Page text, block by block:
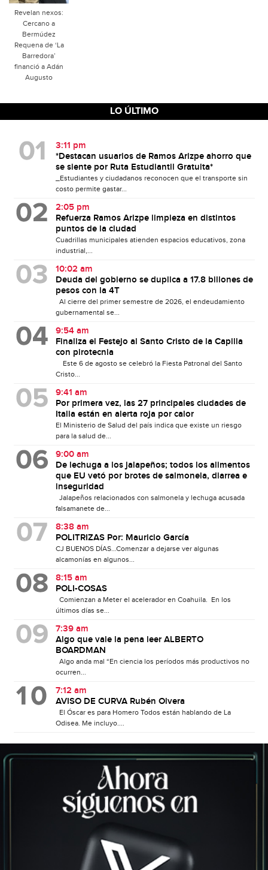
Revelan nexos:
Cercano a
Bermúdez
Requena de ‘La
Barredora’
financió a Adán
Augusto
LO ÚLTIMO
3:11 pm
*Destacan usuarios de Ramos Arizpe ahorro que
se siente por Ruta Estudiantil Gratuita*
_Estudiantes y ciudadanos reconocen que el transporte sin
costo permite gastar...
2:05 pm
Refuerza Ramos Arizpe limpieza en distintos
puntos de la ciudad
Cuadrillas municipales atienden espacios educativos, zona
industrial,...
10:02 am
Deuda del gobierno se duplica a 17.8 billones de
pesos con la 4T
Al cierre del primer semestre de 2026, el endeudamiento
gubernamental se...
9:54 am
Finaliza el Festejo al Santo Cristo de la Capilla
con pirotecnia
Este 6 de agosto se celebró la Fiesta Patronal del Santo
Cristo...
9:41 am
Por primera vez, las 27 principales ciudades de
Italia están en alerta roja por calor
El Ministerio de Salud del país indica que existe un riesgo
para la salud de...
9:00 am
De lechuga a los jalapeños; todos los alimentos
que EU vetó por brotes de salmonela, diarrea e
inseguridad
Jalapeños relacionados con salmonela y lechuga acusada
falsamanete de...
8:38 am
POLITRIZAS Por: Mauricio García
CJ BUENOS DÍAS…Comenzar a dejarse ver algunas
alcamonías en algunos...
8:15 am
POLI-COSAS
Comienzan a Meter el acelerador en Coahuila. En los
últimos días se...
7:39 am
Algo que vale la pena leer ALBERTO
BOARDMAN
Algo anda mal “En ciencia los períodos más productivos no
ocurren...
7:12 am
AVISO DE CURVA Rubén Olvera
El Óscar es para Homero Todos están hablando de La
Odisea. Me incluyo....